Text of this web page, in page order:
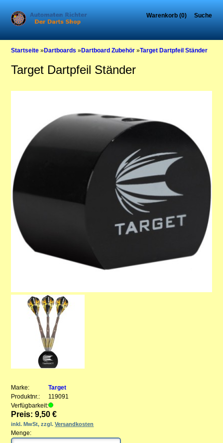
Warenkorb (0) Suche
Startseite »Dartboards »Dartboard Zubehör »Target Dartpfeil Ständer
Target Dartpfeil Ständer
Marke:
Target
Produktnr.:
119091
Verfügbarkeit:
Preis: 9,50 €
inkl. MwSt, zzgl.Versandkosten
Menge: